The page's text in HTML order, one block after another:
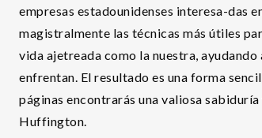
empresas estadounidenses interesa-das
magistralmente las técnicas más útiles
vida ajetreada como la nuestra,
enfrentan. El resultado es una forma
páginas encontrarás una valiosa
Huffington.